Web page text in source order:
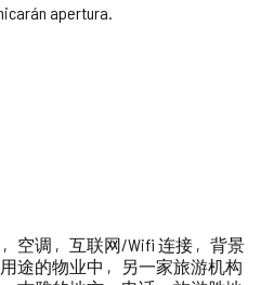
apertura.
空调 互联网/Wifi 连接
背景
途的物业中
另一家旅游机构